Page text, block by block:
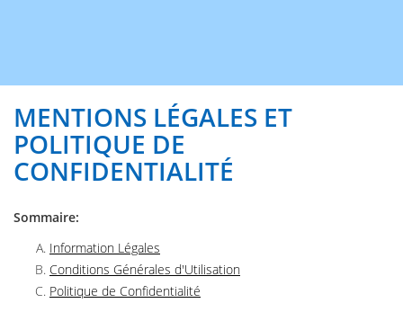
MENTIONS LÉGALES ET
POLITIQUE DE
CONFIDENTIALITÉ
Sommaire:
Information Légales
Conditions Générales d'Utilisation
Politique de Confidentialité